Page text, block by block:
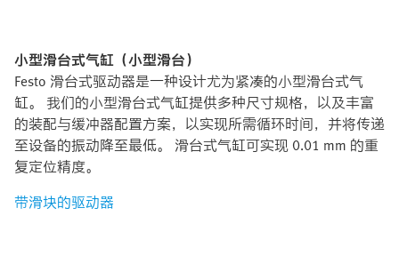
小型滑台式气缸（小型滑台）
Festo 滑台式驱动器是一种设计尤为紧凑的小型滑台式气
缸。 我们的小型滑台式气缸提供多种尺寸规格，以及丰富
的装配与缓冲器配置方案，以实现所需循环时间，并将传递
至设备的振动降至最低。 滑台式气缸可实现 0.01 mm 的重
复定位精度。
带滑块的驱动器